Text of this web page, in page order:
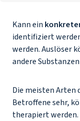
Kann ein
identifiziert
werden. Auslöser
andere
Die meisten Arten
Betroffene sehr,
therapiert werden.